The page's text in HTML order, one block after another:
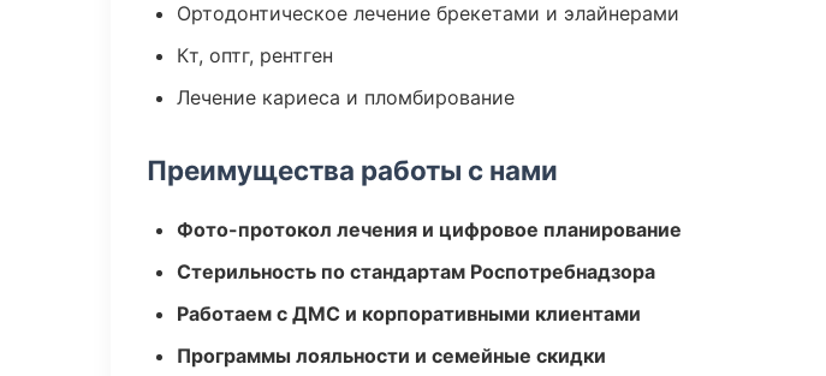
Ортодонтическое лечение брекетами и элайнерами
Кт, оптг, рентген
Лечение кариеса и пломбирование
Преимущества работы с нами
Фото-протокол лечения и цифровое планирование
Стерильность по стандартам Роспотребнадзора
Работаем с ДМС и корпоративными клиентами
Программы лояльности и семейные скидки